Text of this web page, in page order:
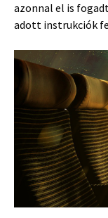
azonnal el is
adott instrukciók